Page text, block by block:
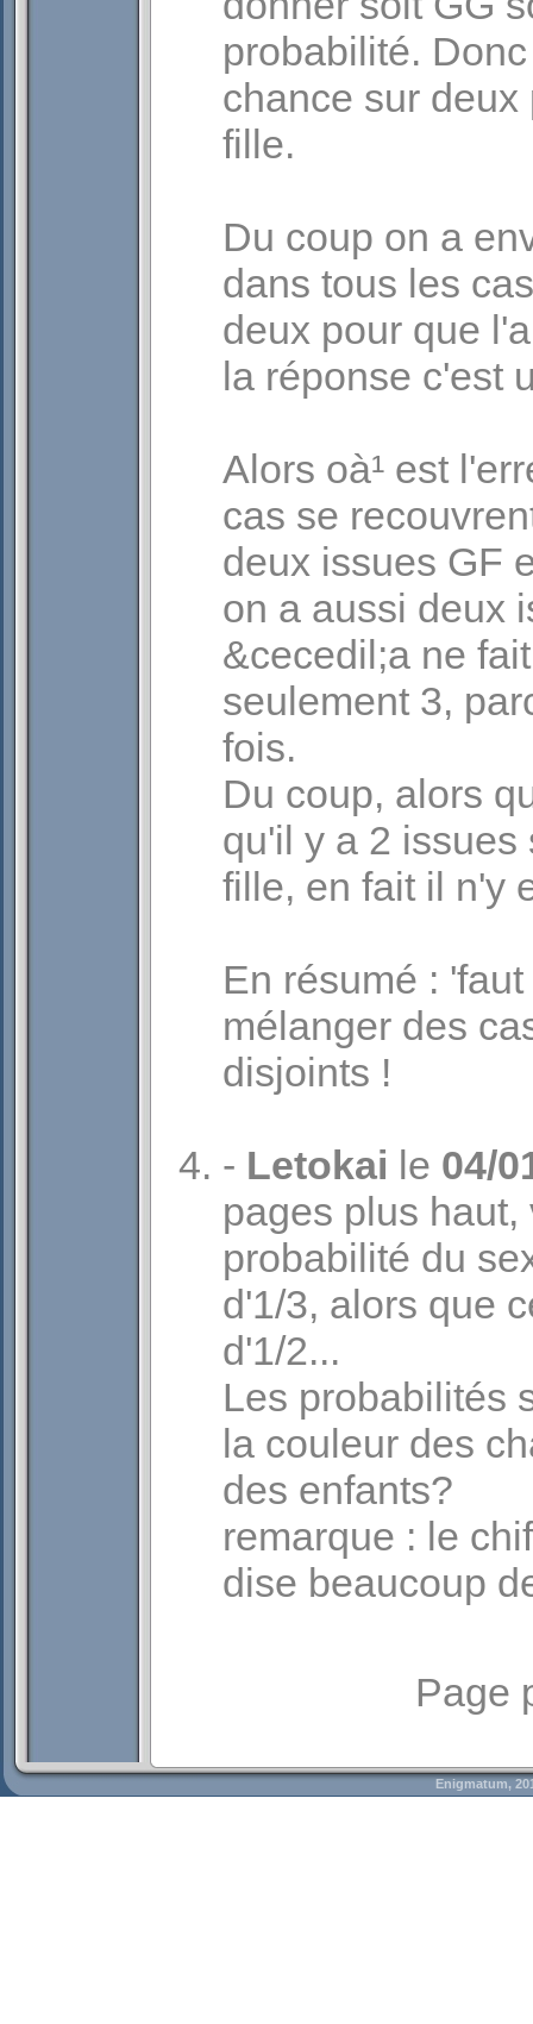
probabilité.
chance sur
fille.
Du coup on a
dans tous les
deux pour que
la réponse c'est
Alors oà¹ est
cas se
deux issues GF
on a aussi deux
&cecedil;a ne
seulement 3,
fois.
Du coup, alors
qu'il y a 2
fille, en fait il n'y
En résumé :
mélanger des
disjoints !
- Letokai le 04/
pages plus
probabilité du
d'1/3, alors que
d'1/2...
Les probabilités
la couleur des
des enfants?
remarque : le
dise beaucoup
Page
Enigmatum,